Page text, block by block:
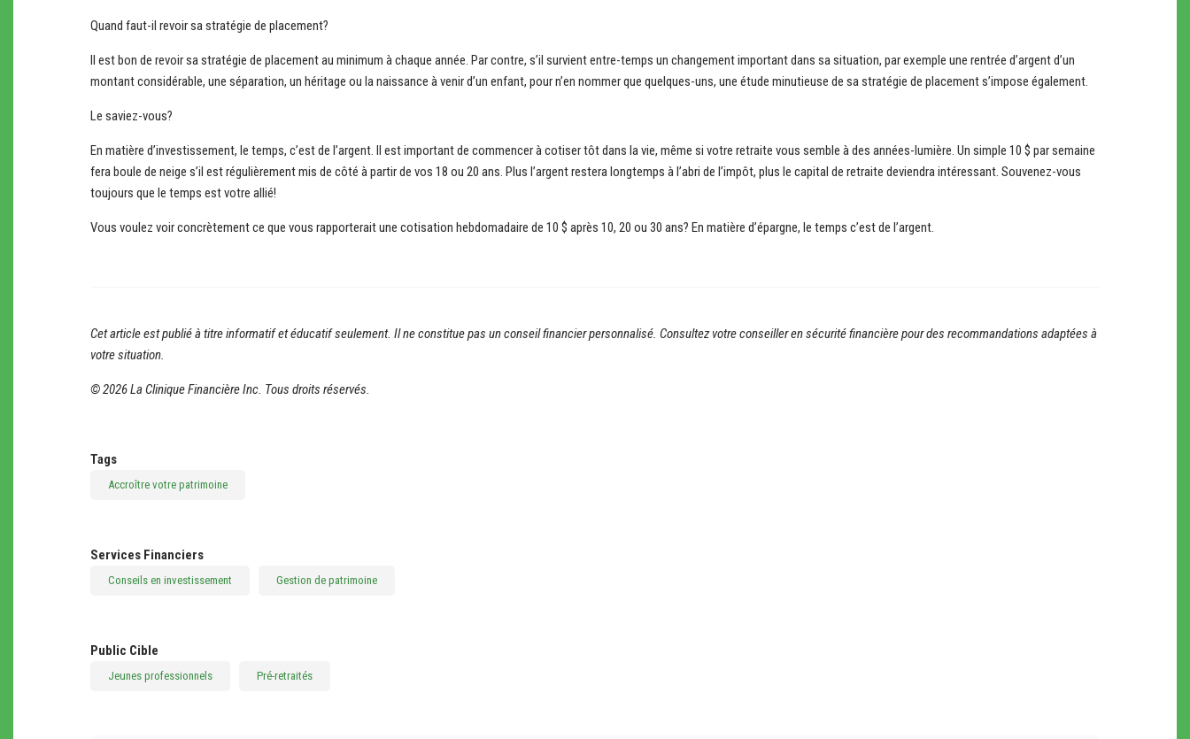
Quand faut-il revoir sa stratégie de placement?
Il est bon de revoir sa stratégie de placement au minimum à chaque année. Par contre, s’il survient entre-temps un changement important dans sa situation, par exemple une rentrée d’argent d’un
montant considérable, une séparation, un héritage ou la naissance à venir d’un enfant, pour n’en nommer que quelques-uns, une étude minutieuse de sa stratégie de placement s’impose également.
Le saviez-vous?
En matière d’investissement, le temps, c’est de l’argent. Il est important de commencer à cotiser tôt dans la vie, même si votre retraite vous semble à des années-lumière. Un simple 10 $ par semaine
fera boule de neige s’il est régulièrement mis de côté à partir de vos 18 ou 20 ans. Plus l’argent restera longtemps à l’abri de l’impôt, plus le capital de retraite deviendra intéressant. Souvenez-vous
toujours que le temps est votre allié!
Vous voulez voir concrètement ce que vous rapporterait une cotisation hebdomadaire de 10 $ après 10, 20 ou 30 ans? En matière d’épargne, le temps c’est de l’argent.
Cet article est publié à titre informatif et éducatif seulement. Il ne constitue pas un conseil financier personnalisé. Consultez votre conseiller en sécurité financière pour des recommandations adaptées à
votre situation.
© 2026 La Clinique Financière Inc. Tous droits réservés.
Tags
Accroître votre patrimoine
Services Financiers
Conseils en investissement Gestion de patrimoine
Public Cible
Jeunes professionnels Pré-retraités